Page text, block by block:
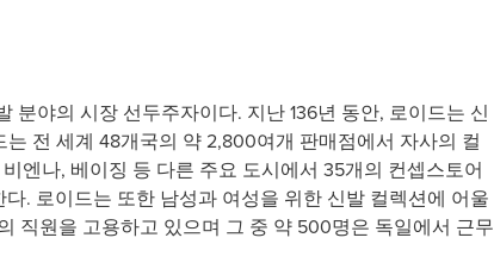
야의 시장 선두주자이다. 지난 136년 동안, 로이드는 신
전 세계 48개국의 약 2,800여개 판매점에서 자사의 컬
엔나, 베이징 등 다른 주요 도시에서 35개의 컨셉스토어
. 로이드는 또한 남성과 여성을 위한 신발 컬렉션에 어울
직원을 고용하고 있으며 그 중 약 500명은 독일에서 근무